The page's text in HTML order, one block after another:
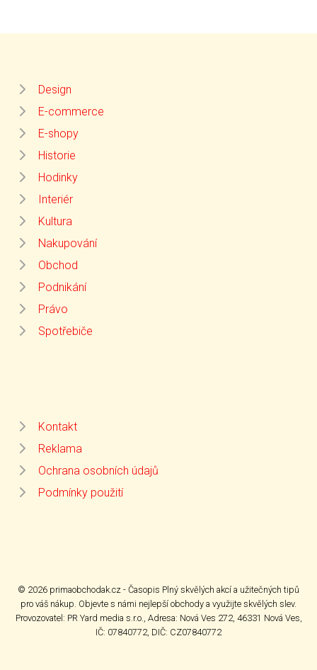
Design
E-commerce
E-shopy
Historie
Hodinky
Interiér
Kultura
Nakupování
Obchod
Podnikání
Právo
Spotřebiče
Kontakt
Reklama
Ochrana osobních údajů
Podmínky použití
© 2026 primaobchodak.cz - Časopis Plný skvělých akcí a užitečných tipů
pro váš nákup. Objevte s námi nejlepší obchody a využijte skvělých slev.
Provozovatel: PR Yard media s.r.o., Adresa: Nová Ves 272, 46331 Nová Ves,
IČ: 07840772, DIČ: CZ07840772